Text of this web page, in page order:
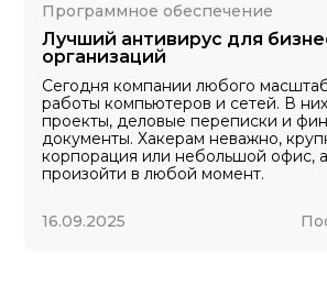
Программное обеспечение
Лучший антивирус для
организаций
Сегодня компании любого
работы компьютеров и сетей. В
проекты, деловые переписки и
документы. Хакерам неважно,
корпорация или небольшой офис,
произойти в любой момент.
16.09.2025